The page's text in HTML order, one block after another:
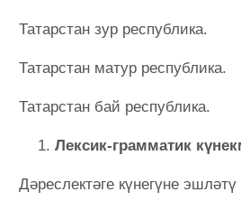
Татарстан зур республика.
Татарстан матур республика.
Татарстан бай республика.
Лексик-грамматик
Дәреслектәге күнегүне эшләтү